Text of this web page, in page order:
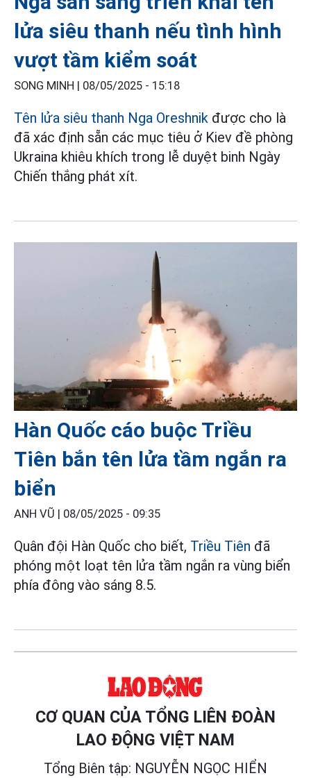
lửa siêu thanh nếu tình hình
vượt tầm kiểm soát
SONG MINH | 08/05/2025 - 15:18
Tên lửa siêu thanh Nga Oreshnik được cho là
đã xác định sẵn các mục tiêu ở Kiev đề phòng
Ukraina khiêu khích trong lễ duyệt binh Ngày
Chiến thắng phát xít.
Hàn Quốc cáo buộc Triều
Tiên bắn tên lửa tầm ngắn ra
biển
ANH VŨ | 08/05/2025 - 09:35
Quân đội Hàn Quốc cho biết, Triều Tiên đã
phóng một loạt tên lửa tầm ngắn ra vùng biển
phía đông vào sáng 8.5.
CƠ QUAN CỦA TỔNG LIÊN ĐOÀN
LAO ĐỘNG VIỆT NAM
Tổng Biên tập: NGUYỄN NGỌC HIỂN